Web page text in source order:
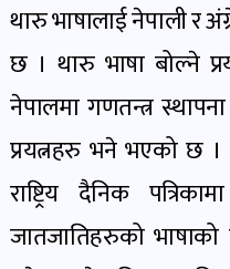
व्यक्ति-
व्यक्तित्व
पोष्ट
ब्लग
थारु भाषालाई नेपाली र
छ । थारु भाषा बोल्ने
नेपालमा गणतन्त्र
प्रयत्नहरु भने भएको छ ।
राष्ट्रिय दैनिक
जातजातिहरुको